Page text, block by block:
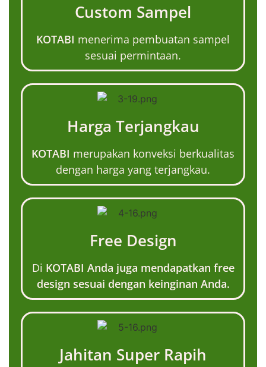
Custom Sampel
KOTABI menerima pembuatan sampel
sesuai permintaan.
Harga Terjangkau
KOTABI merupakan konveksi berkualitas
dengan harga yang terjangkau.
Free Design
Di KOTABI Anda juga mendapatkan free
design sesuai dengan keinginan Anda.
Jahitan Super Rapih